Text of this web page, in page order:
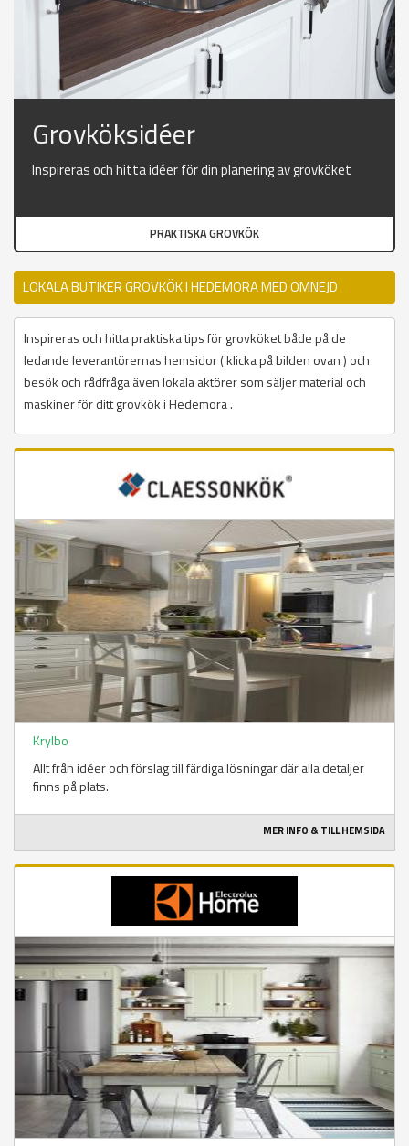
Grovköksidéer
Inspireras och hitta idéer för din planering av grovköket
PRAKTISKA GROVKÖK
LOKALA BUTIKER GROVKÖK I HEDEMORA MED OMNEJD
Inspireras och hitta praktiska tips för grovköket både på de
ledande leverantörernas hemsidor ( klicka på bilden ovan ) och
besök och rådfråga även lokala aktörer som säljer material och
maskiner för ditt grovkök i Hedemora .
Krylbo
Allt från idéer och förslag till färdiga lösningar där alla detaljer
finns på plats.
MER INFO & TILL HEMSIDA